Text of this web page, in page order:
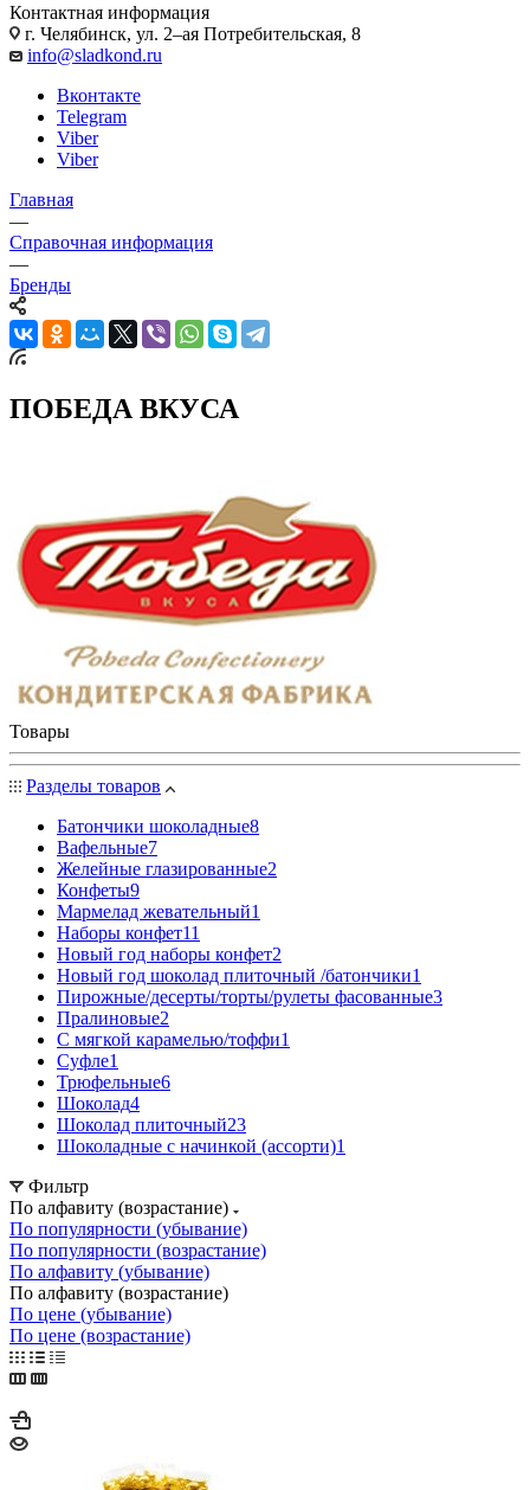
Контактная информация
г. Челябинск, ул. 2–ая Потребительская, 8
info@sladkond.ru
Вконтакте
Telegram
Viber
Viber
Главная
—
Справочная информация
—
Бренды
ПОБЕДА ВКУСА
Товары
Разделы товаров
Батончики шоколадные8
Вафельные7
Желейные глазированные2
Конфеты9
Мармелад жевательный1
Наборы конфет11
Новый год наборы конфет2
Новый год шоколад плиточный /батончики1
Пирожные/десерты/торты/рулеты фасованные3
Пралиновые2
С мягкой карамелью/тоффи1
Суфле1
Трюфельные6
Шоколад4
Шоколад плиточный23
Шоколадные с начинкой (ассорти)1
Фильтр
По алфавиту (возрастание)
По популярности (убывание)
По популярности (возрастание)
По алфавиту (убывание)
По алфавиту (возрастание)
По цене (убывание)
По цене (возрастание)